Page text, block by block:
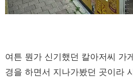
여튼 뭔가 신기했던 칼아저씨 가
경을 하면서 지나가봤던 곳이라